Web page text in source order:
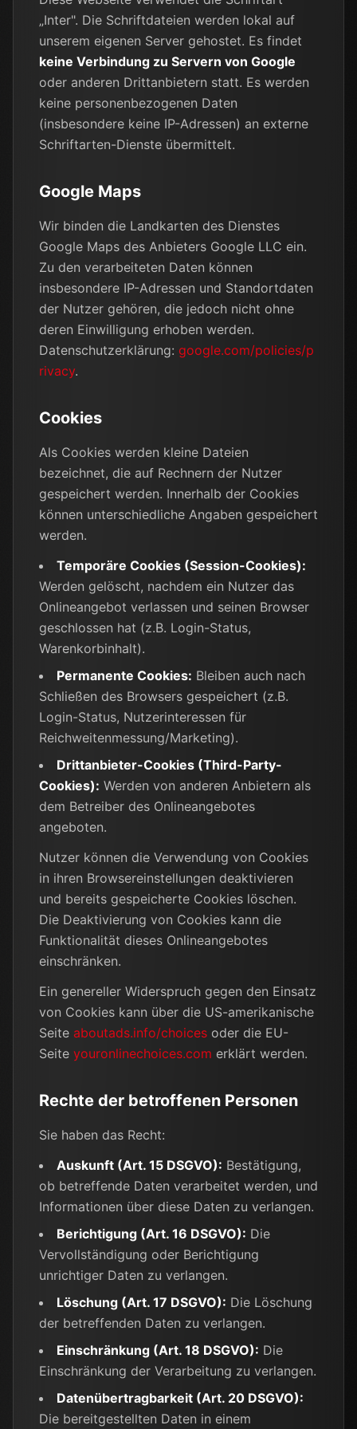
„Inter". Die Schriftdateien werden lokal auf
unserem eigenen Server gehostet. Es findet
keine Verbindung zu Servern von Google
oder anderen Drittanbietern statt. Es werden
keine personenbezogenen Daten
(insbesondere keine IP-Adressen) an externe
Schriftarten-Dienste übermittelt.
Google Maps
Wir binden die Landkarten des Dienstes
Google Maps des Anbieters Google LLC ein.
Zu den verarbeiteten Daten können
insbesondere IP-Adressen und Standortdaten
der Nutzer gehören, die jedoch nicht ohne
deren Einwilligung erhoben werden.
Datenschutzerklärung: google.com/policies/p
rivacy.
Cookies
Als Cookies werden kleine Dateien
bezeichnet, die auf Rechnern der Nutzer
gespeichert werden. Innerhalb der Cookies
können unterschiedliche Angaben gespeichert
werden.
Temporäre Cookies (Session-Cookies):
Werden gelöscht, nachdem ein Nutzer das
Onlineangebot verlassen und seinen Browser
geschlossen hat (z.B. Login-Status,
Warenkorbinhalt).
Permanente Cookies: Bleiben auch nach
Schließen des Browsers gespeichert (z.B.
Login-Status, Nutzerinteressen für
Reichweitenmessung/Marketing).
Drittanbieter-Cookies (Third-Party-
Cookies): Werden von anderen Anbietern als
dem Betreiber des Onlineangebotes
angeboten.
Nutzer können die Verwendung von Cookies
in ihren Browsereinstellungen deaktivieren
und bereits gespeicherte Cookies löschen.
Die Deaktivierung von Cookies kann die
Funktionalität dieses Onlineangebotes
einschränken.
Ein genereller Widerspruch gegen den Einsatz
von Cookies kann über die US-amerikanische
Seite aboutads.info/choices oder die EU-
Seite youronlinechoices.com erklärt werden.
Rechte der betroffenen Personen
Sie haben das Recht:
Auskunft (Art. 15 DSGVO): Bestätigung,
ob betreffende Daten verarbeitet werden, und
Informationen über diese Daten zu verlangen.
Berichtigung (Art. 16 DSGVO): Die
Vervollständigung oder Berichtigung
unrichtiger Daten zu verlangen.
Löschung (Art. 17 DSGVO): Die Löschung
der betreffenden Daten zu verlangen.
Einschränkung (Art. 18 DSGVO): Die
Einschränkung der Verarbeitung zu verlangen.
Datenübertragbarkeit (Art. 20 DSGVO):
Die bereitgestellten Daten in einem